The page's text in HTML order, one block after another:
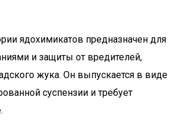
ядохимикатов предназначен для
и защиты от вредителей,
жука. Он выпускается в виде
суспензии и требует